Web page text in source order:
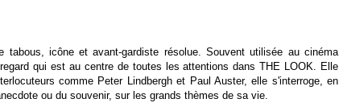
tabous, icône et avant-gardiste résolue. Souvent utilisée au cinéma
qui est au centre de toutes les attentions dans THE LOOK. Elle
comme Peter Lindbergh et Paul Auster, elle s'interroge, en
ou du souvenir, sur les grands thèmes de sa vie.